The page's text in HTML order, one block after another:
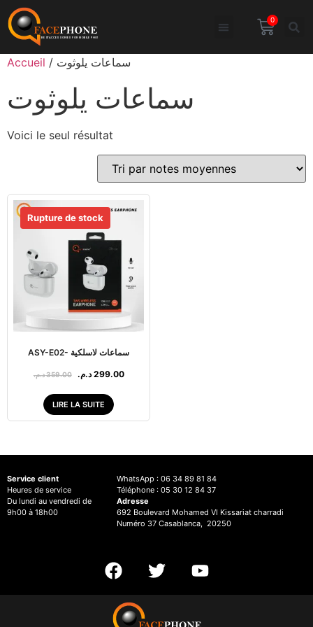
0
Accueil / سماعات يلوثوت
سماعات يلوثوت
Voici le seul résultat
ASY-E02- سماعات لاسلكية
359.00د.م. 299.00 د.م.
LIRE LA SUITE
Service client
Heures de service
Du lundi au vendredi de
9h00 à 18h00
WhatsApp : 06 34 89 81 84
Téléphone : 05 30 12 84 37
Adresse
692 Boulevard Mohamed VI Kissariat charradi
Numéro 37 Casablanca, 20250